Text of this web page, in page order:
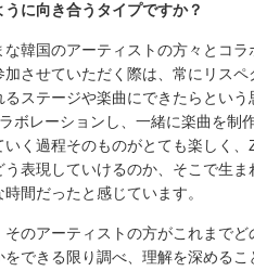
に向き合うタイプですか？
韓国のアーティストの方々とコ
させていただく際は、常にリス
ステージや楽曲にできたらとい
ボレーションし、一緒に楽曲を制
いく過程そのものがとても楽しく
表現していけるのか、そこで生
間だったと感じています。
のアーティストの方がこれまで
できる限り調べ、理解を深めるこ